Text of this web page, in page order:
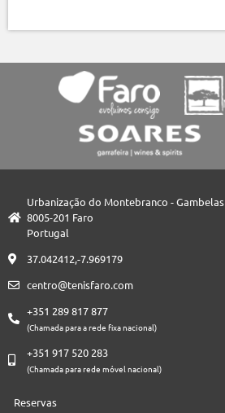
Urbanização do Montebranco - Gambelas
8005-201 Faro
Portugal
37.042412,-7.969179
centro@tenisfaro.com
+351 289 817 877
(Chamada para a rede fixa nacional)
+351 917 520 283
(Chamada para rede móvel nacional)
Reservas